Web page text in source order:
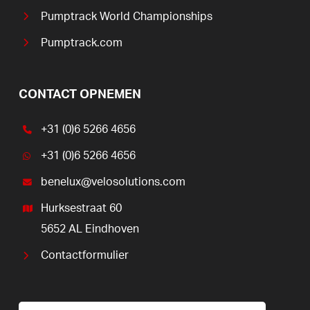
Pumptrack World Championships
Pumptrack.com
CONTACT OPNEMEN
+31 (0)6 5266 4656
+31 (0)6 5266 4656
benelux@velosolutions.com
Hurksestraat 60
5652 AL Eindhoven
Contactformulier